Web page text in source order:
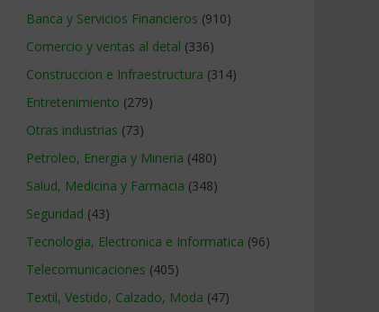
Banca y Servicios Financieros (910)
Comercio y ventas al detal (336)
Construccion e Infraestructura (314)
Entretenimiento (279)
Otras industrias (73)
Petroleo, Energia y Mineria (480)
Salud, Medicina y Farmacia (348)
Seguridad (43)
Tecnologia, Electronica e Informatica (96)
Telecomunicaciones (405)
Textil, Vestido, Calzado, Moda (47)